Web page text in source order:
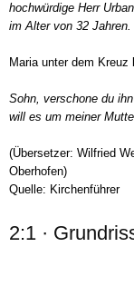
hochwürdige Herr
im Alter von 32 Jahren.
Maria unter dem Kreuz
Sohn, verschone du
will es um meiner
(Übersetzer: Wilfried
Oberhofen)
Quelle: Kirchenführer
2:1 ·